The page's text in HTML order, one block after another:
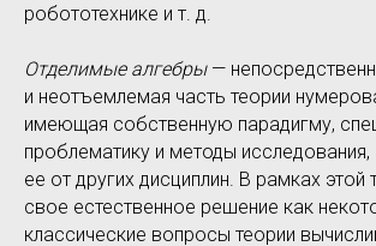
робототехнике и т. д.
Отделимые алгебры—
и неотъемлемая часть теории
имеющая собственную парадигму,
проблематику и методы
ее от других дисциплин. В рамках этой
свое естественное решение как
классические вопросы теории